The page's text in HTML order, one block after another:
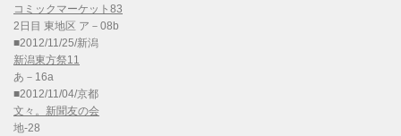
コミックマーケット83
2日目 東地区 ア－08b
■2012/11/25/新潟
新潟東方祭11
あ－16a
■2012/11/04/京都
文々。新聞友の会
地-28